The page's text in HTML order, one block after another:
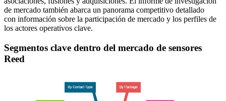
de mercado también abarca un panorama competitivo detallado
con información sobre la participación de mercado y los perfiles de
los actores operativos clave.
Segmentos clave dentro del mercado de sensores
Reed